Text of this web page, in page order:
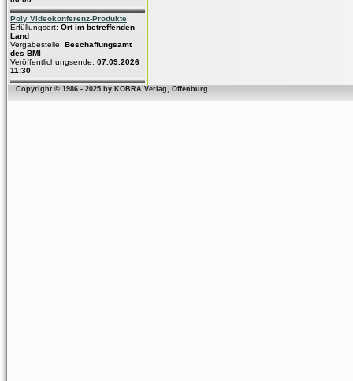
Poly Videokonferenz-Produkte
Erfüllungsort: Ort im betreffenden
Land
Vergabestelle: Beschaffungsamt
des BMI
Veröffentlichungsende: 07.09.2026
11:30
Copyright © 1986 - 2025 by KOBRA Verlag, Offenburg